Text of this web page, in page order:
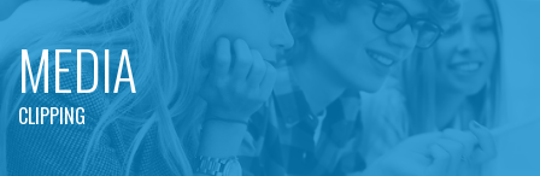
MEDIA
CLIPPING